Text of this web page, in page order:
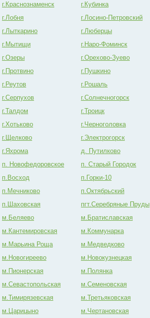
г.Краснознаменск
г.Кубинка
г.Лобня
г.Лосино-Петровский
г.Лыткарино
г.Люберцы
г.Мытищи
г.Наро-Фоминск
г.Озеры
г.Орехово-Зуево
г.Протвино
г.Пушкино
г.Реутов
г.Рошаль
г.Серпухов
г.Солнечногорск
г.Талдом
г.Троицк
г.Хотьково
г.Черноголовка
г.Щелково
г.Электрогорск
г.Яхрома
д. Путилково
п. Новофедоровское
п. Старый Городок
п.Восход
п.Горки-10
п.Мечниково
п.Октябрьский
п.Шаховская
пгт.Серебряные Пруды
м.Беляево
м.Братиславская
м.Кантемировская
м.Коммунарка
м.Марьина Роща
м.Медведково
м.Новогиреево
м.Новокузнецкая
м.Пионерская
м.Полянка
м.Севастопольская
м.Семеновская
м.Тимирязевская
м.Третьяковская
м.Царицыно м.Чертановская